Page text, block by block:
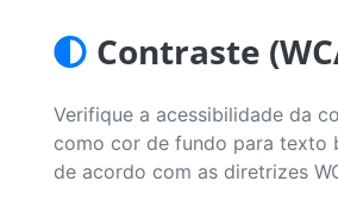
Contraste
Verifique a acessibilidade da
como cor de fundo para texto
de acordo com as diretrizes